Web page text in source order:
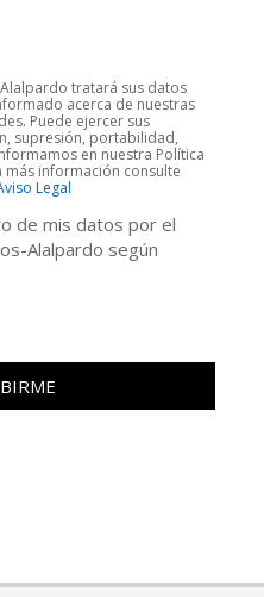
tratará sus datos
acerca de nuestras
Puede ejercer sus
supresión, portabilidad,
en nuestra Política
más información consulte
Legal
de mis datos por el
Alalpardo según